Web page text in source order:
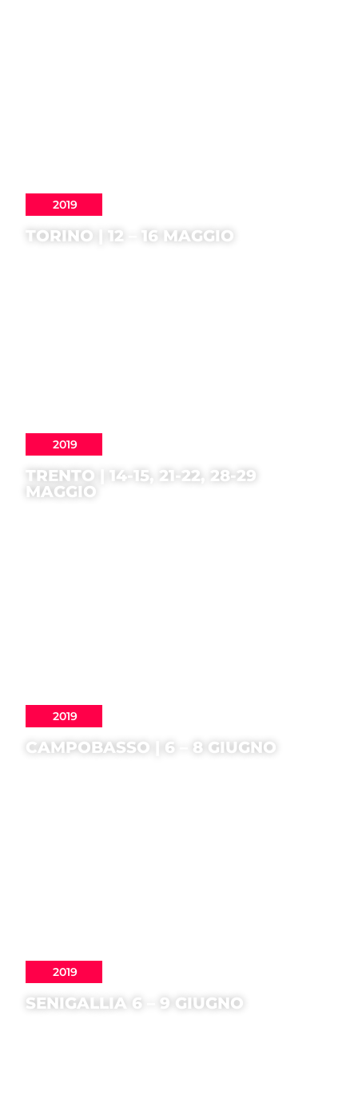
2019
TORINO | 12 – 16 MAGGIO
2019
TRENTO | 14-15, 21-22, 28-29
MAGGIO
2019
CAMPOBASSO | 6 – 8 GIUGNO
2019
SENIGALLIA 6 – 9 GIUGNO